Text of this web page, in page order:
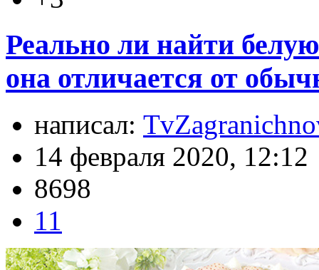
Реально ли найти
она отличается от
написал:
14 февраля 2020, 12:12
8698
11